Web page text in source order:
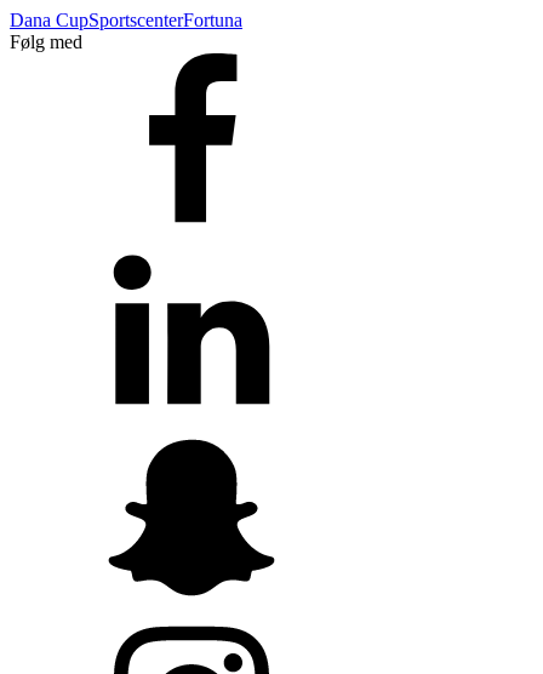
Dana CupSportscenterFortuna
Følg med